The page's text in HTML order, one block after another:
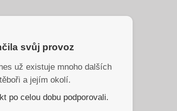
svůj provoz
už existuje mnoho dalších
a jejím okolí.
po celou dobu podporovali.